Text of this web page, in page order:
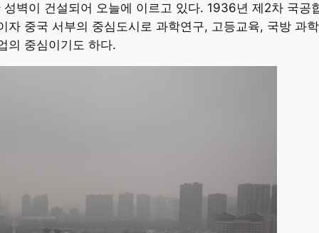
벽이 건설되어 오늘에 이르고 있다. 1936년 제2차 국공
중국 서부의 중심도시로 과학연구, 고등교육, 국방 과
의 중심이기도 하다.